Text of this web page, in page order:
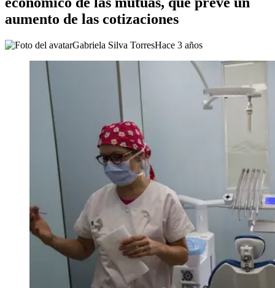
aumento de las cotizaciones
Gabriela Silva TorresHace 3 años